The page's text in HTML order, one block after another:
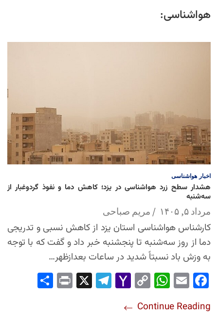
هواشناسی:
اخبار هواشناسی
هشدار سطح زرد هواشناسی در یزد؛ کاهش دما و نفوذ گردوغبار از
سه‌شنبه
مرداد ۵, ۱۴۰۵ مریم صباحی
کارشناس هواشناسی استان یزد از کاهش نسبی و تدریجی
دما از روز سه‌شنبه تا پنجشنبه خبر داد و گفت که با توجه
به وزش باد نسبتاً شدید در ساعات بعدازظهر…
Fac
ok
Em
Wh
Ap
Co
Lin
Yah
Tel
Pri
Continue Reading